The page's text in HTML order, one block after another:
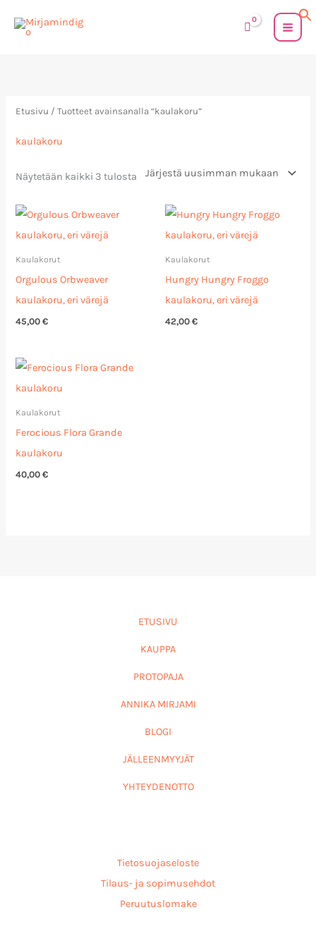
sisältöön
Etusivu / Tuotteet avainsanalla “kaulakoru”
kaulakoru
Näytetään kaikki 3 tulosta
Kaulakorut
Orgulous Orbweaver
kaulakoru, eri värejä
45,00€
Kaulakorut
Hungry Hungry Froggo
kaulakoru, eri värejä
42,00 €
Kaulakorut
Ferocious Flora Grande
kaulakoru
40,00€
ETUSIVU
KAUPPA
PROTOPAJA
ANNIKA MIRJAMI
BLOGI
JÄLLEENMYYJÄT
YHTEYDENOTTO
Tietosuojaseloste
Tilaus- ja sopimusehdot
Peruutuslomake